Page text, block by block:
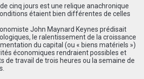
cinq jours est une relique anachronique
étaient bien différentes de celles
John Maynard Keynes prédisait
le ralentissement de la croissance
du capital (ou « biens matériels »)
économiques rendraient possibles et
de travail de trois heures ou la semaine de